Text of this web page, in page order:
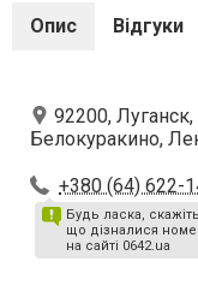
Опис Відгуки
92200, Луганск,
Белокуракино,
+380 (64) 622-
Будь ласка,
що дізналися
на сайті 0642.ua